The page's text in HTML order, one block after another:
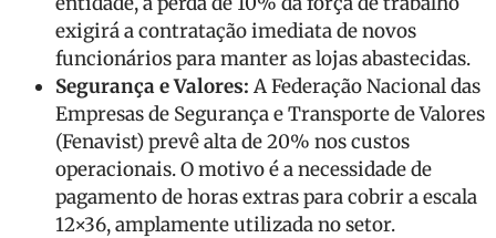
exigirá a contratação imediata de novos
funcionários para manter as lojas abastecidas.
Segurança e Valores: A Federação Nacional das
Empresas de Segurança e Transporte de Valores
(Fenavist) prevê alta de 20% nos custos
operacionais. O motivo é a necessidade de
pagamento de horas extras para cobrir a escala
12×36, amplamente utilizada no setor.